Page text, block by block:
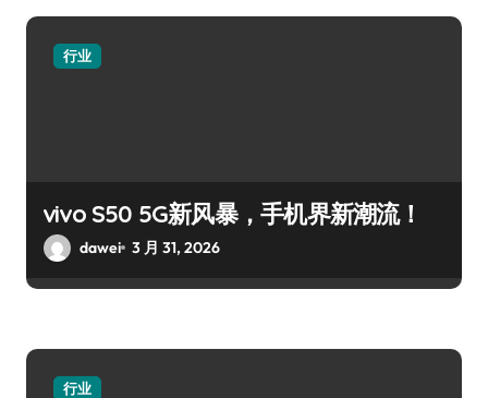
行业
vivo S50 5G新风暴，手机界新潮流！
dawei 3 月 31, 2026
行业